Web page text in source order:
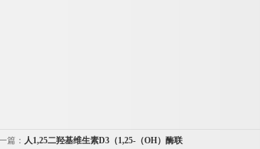
篇： 人1,25二羟基维生素D3（1,25-（OH）酶联